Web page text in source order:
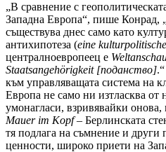
„В сравнение с
Западна Европа“, пише Конрад,
съществува днес само като
антихипотеза (eine
централноевропеец е
Staatsangehörigkeit [поданство]
към управляващата система на
Европа не само ни изтласква от
умонагласи, взривявайки онова,
Mauer im Kopf– Берлинската
тя подлага на съмнение и други
ценности, широко приети на